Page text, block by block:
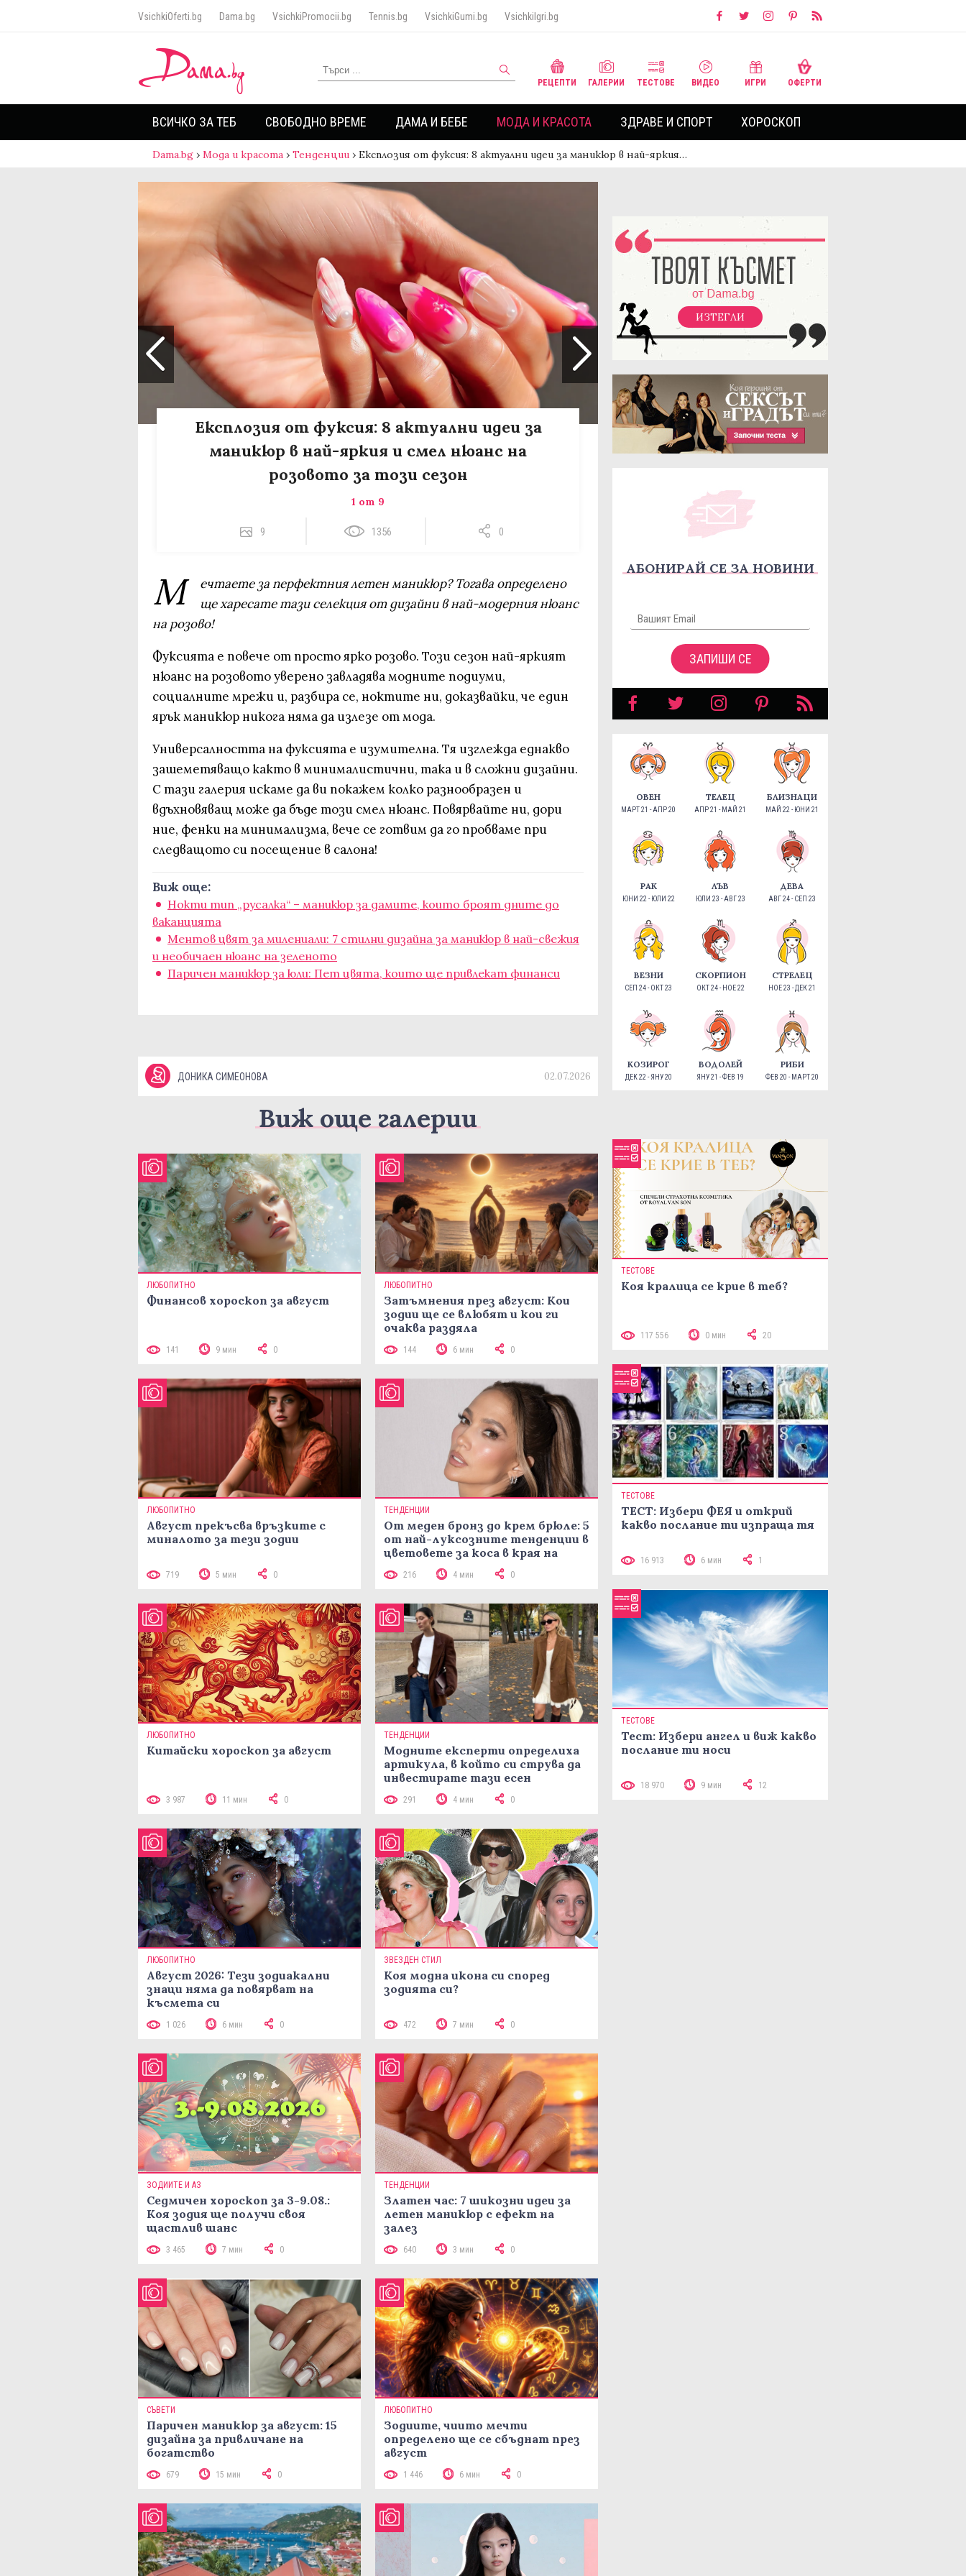
VsichkiOferti.bg Dama.bg VsichkiPromocii.bg Tennis.bg VsichkiGumi.bg VsichkiIgri.bg
РЕЦЕПТИ ГАЛЕРИИ ТЕСТОВЕ ВИДЕО ИГРИ ОФЕРТИ
ВСИЧКО ЗА ТЕБ СВОБОДНО ВРЕМЕ ДАМА И БЕБЕ МОДА И КРАСОТА ЗДРАВЕ И СПОРТ ХОРОСКОП
Dama.bg › Мода и красота › Тенденции › Експлозия от фуксия: 8 актуални идеи за маникюр в най-яркия…
Експлозия от фуксия: 8 актуални идеи за
маникюр в най-яркия и смел нюанс на
розовото за този сезон
1 от 9
9 1356 0
М
ечтаете за перфектния летен маникюр? Тогава определено
ще харесате тази селекция от дизайни в най-модерния нюанс
на розово!
Фуксията е повече от просто ярко розово. Този сезон най-яркият
нюанс на розовото уверено завладява модните подиуми,
социалните мрежи и, разбира се, ноктите ни, доказвайки, че един
ярък маникюр никога няма да излезе от мода.
Универсалността на фуксията е изумителна. Тя изглежда еднакво
зашеметяващо както в минималистични, така и в сложни дизайни.
С тази галерия искаме да ви покажем колко разнообразен и
вдъхновяващ може да бъде този смел нюанс. Повярвайте ни, дори
ние, фенки на минимализма, вече се готвим да го пробваме при
следващото си посещение в салона!
Виж още:
Нокти тип „русалка“ – маникюр за дамите, които броят дните до
ваканцията
Ментов цвят за милениали: 7 стилни дизайна за маникюр в най-свежия
и необичаен нюанс на зеленото
Паричен маникюр за юли: Пет цвята, които ще привлекат финанси
ДОНИКА СИМЕОНОВА 02.07.2026
Виж още галерии
ЛЮБОПИТНО
Финансов хороскоп за август
141 9 мин 0
ЛЮБОПИТНО
Затъмнения през август: Кои
зодии ще се влюбят и кои ги
очаква раздяла
144 6 мин 0
ЛЮБОПИТНО
Август прекъсва връзките с
миналото за тези зодии
719 5 мин 0
ТЕНДЕНЦИИ
От меден бронз до крем брюле: 5
от най-луксозните тенденции в
цветовете за коса в края на
216 4 мин 0
ЛЮБОПИТНО
Китайски хороскоп за август
3 987 11 мин 0
ТЕНДЕНЦИИ
Модните експерти определиха
артикула, в който си струва да
инвестирате тази есен
291 4 мин 0
ЛЮБОПИТНО
Август 2026: Тези зодиакални
знаци няма да повярват на
късмета си
1 026 6 мин 0
ЗВЕЗДЕН СТИЛ
Коя модна икона си според
зодията си?
472 7 мин 0
ЗОДИИТЕ И АЗ
Седмичен хороскоп за 3-9.08.:
Коя зодия ще получи своя
щастлив шанс
3 465 7 мин 0
ТЕНДЕНЦИИ
Златен час: 7 шикозни идеи за
летен маникюр с ефект на
залез
640 3 мин 0
СЪВЕТИ
Паричен маникюр за август: 15
дизайна за привличане на
богатство
679 15 мин 0
ЛЮБОПИТНО
Зодиите, чиито мечти
определено ще се сбъднат през
август
1 446 6 мин 0
ИЗТЕГЛИ
АБОНИРАЙ СЕ ЗА НОВИНИ
ЗАПИШИ СЕ
ОВЕН
МАРТ 21 - АПР 20
ТЕЛЕЦ
АПР 21 - МАЙ 21
БЛИЗНАЦИ
МАЙ 22 - ЮНИ 21
РАК
ЮНИ 22 - ЮЛИ 22
ЛЪВ
ЮЛИ 23 - АВГ 23
ДЕВА
АВГ 24 - СЕП 23
ВЕЗНИ
СЕП 24 - ОКТ 23
СКОРПИОН
ОКТ 24 - НОЕ 22
СТРЕЛЕЦ
НОЕ 23 - ДЕК 21
КОЗИРОГ
ДЕК 22 - ЯНУ 20
ВОДОЛЕЙ
ЯНУ 21 - ФЕВ 19
РИБИ
ФЕВ 20 - МАРТ 20
ТЕСТОВЕ
Коя кралица се крие в теб?
117 556 0 мин 20
ТЕСТОВЕ
ТЕСТ: Избери ФЕЯ и открий
какво послание ти изпраща тя
16 913 6 мин 1
ТЕСТОВЕ
Тест: Избери ангел и виж какво
послание ти носи
18 970 9 мин 12